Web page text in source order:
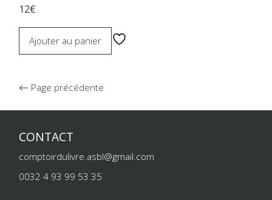
12€
Ajouter au panier
Page précédente
CONTACT
comptoirdulivre.asbl@gmail.com
0032 4 93 99 53 35